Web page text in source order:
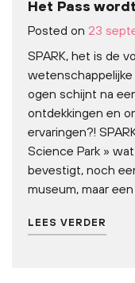
Het Pass
Posted on 23
SPARK, het is de
ogen schijnt na
ontdekkingen en
ervaringen?!
Science Park »
bevestigt, noch
museum, maar
LEES VERDER